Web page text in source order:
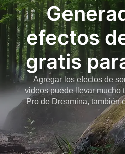
efectos
gratis
Agregar los efectos de
videos puede llevar mucho
Pro de Dreamina, también
3,5 Pro, genera audio
ahorrando horas a los
cada escena. ¡Empieza